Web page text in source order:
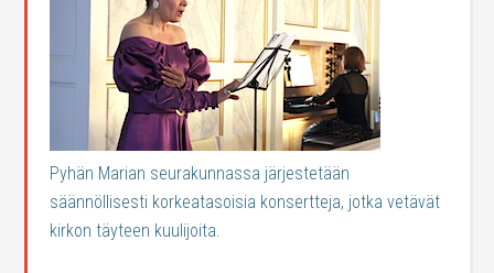
Pyhän Marian seurakunnassa järjestetään
säännöllisesti korkeatasoisia konsertteja, jotka vetävät
kirkon täyteen kuulijoita.